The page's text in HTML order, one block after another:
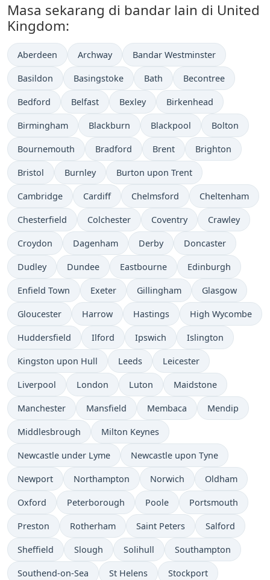
Masa sekarang di bandar lain di United
Kingdom:
Aberdeen Archway Bandar Westminster
Basildon Basingstoke Bath Becontree
Bedford Belfast Bexley Birkenhead
Birmingham Blackburn Blackpool Bolton
Bournemouth Bradford Brent Brighton
Bristol Burnley Burton upon Trent
Cambridge Cardiff Chelmsford Cheltenham
Chesterfield Colchester Coventry Crawley
Croydon Dagenham Derby Doncaster
Dudley Dundee Eastbourne Edinburgh
Enfield Town Exeter Gillingham Glasgow
Gloucester Harrow Hastings High Wycombe
Huddersfield Ilford Ipswich Islington
Kingston upon Hull Leeds Leicester
Liverpool London Luton Maidstone
Manchester Mansfield Membaca Mendip
Middlesbrough Milton Keynes
Newcastle under Lyme Newcastle upon Tyne
Newport Northampton Norwich Oldham
Oxford Peterborough Poole Portsmouth
Preston Rotherham Saint Peters Salford
Sheffield Slough Solihull Southampton
Southend-on-Sea St Helens Stockport